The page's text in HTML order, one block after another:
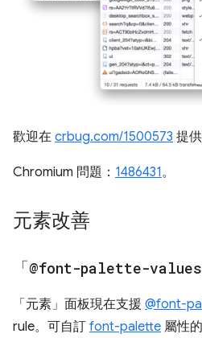
歡迎在 crbug.com/1500573 提
Chromium 問題： 1486431。
元素改善
「 @font-palette-values
「元素」面板現在支援 @font-
rule。可自訂 font-palette 屬性